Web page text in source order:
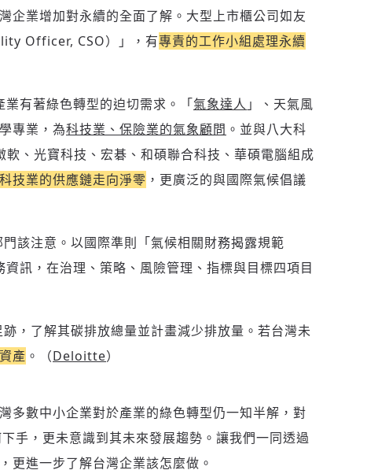
企業增加對永續的全面了解。大型上市櫃公司如友
Officer, CSO）」，有專責的工作小組處理永續
有著綠色轉型的迫切需求。「氣象達人 」、天氣風
專業，為科技業、保險業的氣象顧問 。並與八大科
、光寶科技、宏碁、和碩聯合科技、華碩電腦組成
技業的供應鏈走向淨零 ，更廣泛的與國際氣候倡議
該注意。以國際準則「氣候相關財務揭露規範
訊，在治理、策略、風險管理、指標與目標四項目
，了解其碳排放總量並計畫減少排放量。若台灣未
產 。（Deloitte）
多數中小企業對於產業的綠色轉型仍一知半解，對
手，更未意識到其未來發展趨勢。讓我們一同透過
更進一步了解台灣企業該怎麼做。